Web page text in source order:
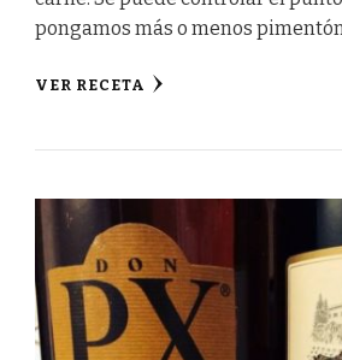
pongamos más o menos
VER RECETA